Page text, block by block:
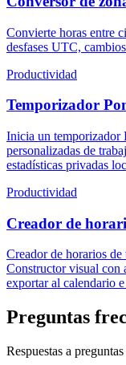
Convierte horas entre
desfases UTC,
Productividad
Temporizador
Inicia un temporizador
personalizadas de
estadísticas privadas
Productividad
Creador de
Creador de horarios
Constructor visual con
exportar al calendario
Preguntas
Respuestas a